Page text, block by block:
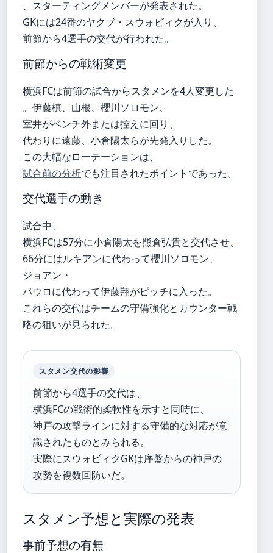
、スターティングメンバーが発表された。
GKには24番のヤクブ・スウォビィクが入り、
前節から4選手の交代が行われた。
前節からの戦術変更
横浜FCは前節の試合からスタメンを4人変更した
。伊藤槙、山根、櫻川ソロモン、
室井がベンチ外または控えに回り、
代わりに遠藤、小倉陽太らが先発入りした。
この大幅なローテーションは、
試合前の分析でも注目されたポイントであった。
交代選手の動き
試合中、
横浜FCは57分に小倉陽太を熊倉弘貴と交代させ、
66分にはルキアンに代わって櫻川ソロモン、
ジョアン・
パウロに代わって伊藤翔がピッチに入った。
これらの交代はチームの守備強化とカウンター戦
略の狙いが見られた。
スタメン交代の影響
前節から4選手の交代は、
横浜FCの戦術的柔軟性を示すと同時に、
神戸の攻撃ラインに対する守備的な対応が意
識されたものとみられる。
実際にスウォビィクGKは序盤からの神戸の
攻勢を複数回防いだ。
スタメン予想と実際の発表
事前予想の有無